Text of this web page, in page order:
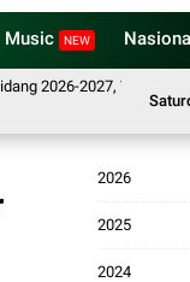
Music NEW
2027, Wako Ramlan
2026
2025
2024